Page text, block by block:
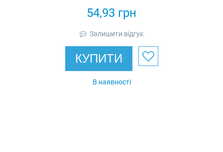
54,93 грн
Залишити відгук
КУПИТИ
В наявності